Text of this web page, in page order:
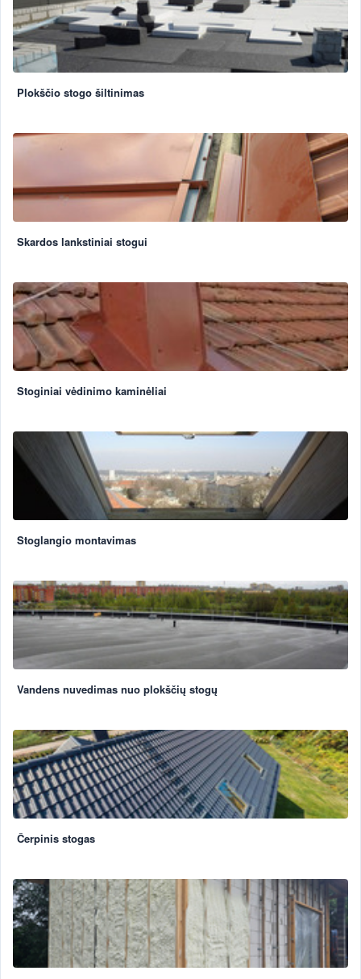
Plokščio stogo šiltinimas
Skardos lankstiniai stogui
Stoginiai vėdinimo kaminėliai
Stoglangio montavimas
Vandens nuvedimas nuo plokščių stogų
Čerpinis stogas